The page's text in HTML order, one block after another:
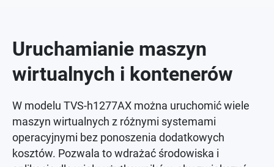
Uruchamianie maszyn
wirtualnych i kontenerów
W modelu TVS-h1277AX można uruchomić wiele
maszyn wirtualnych z różnymi systemami
operacyjnymi bez ponoszenia dodatkowych
kosztów. Pozwala to wdrażać środowiska i